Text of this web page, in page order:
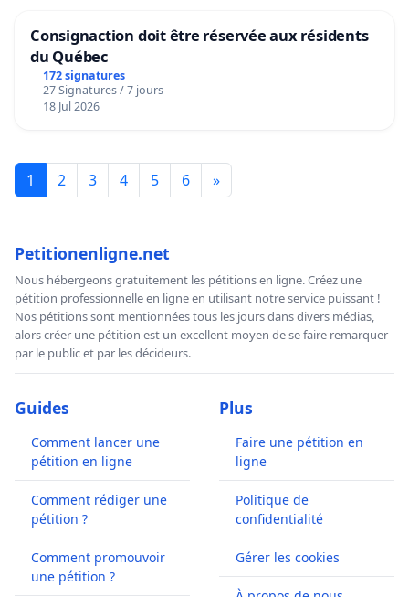
Consignaction doit être réservée aux résidents
du Québec
172 signatures
27 Signatures / 7 jours
18 Jul 2026
1 2 3 4 5 6 »
Petitionenligne.net
Nous hébergeons gratuitement les pétitions en ligne. Créez une
pétition professionnelle en ligne en utilisant notre service puissant !
Nos pétitions sont mentionnées tous les jours dans divers médias,
alors créer une pétition est un excellent moyen de se faire remarquer
par le public et par les décideurs.
Guides
Comment lancer une
pétition en ligne
Comment rédiger une
pétition ?
Comment promouvoir
une pétition ?
Plus
Faire une pétition en
ligne
Politique de
confidentialité
Gérer les cookies